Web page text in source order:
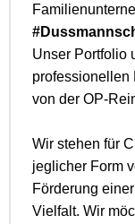
Unser Portfolio
professionellen
von der OP-
Wir stehen für
jeglicher Form
Förderung
Vielfalt. Wir